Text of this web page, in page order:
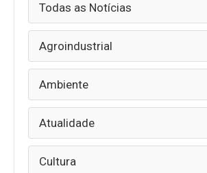
Todas as Notícias
Agroindustrial
Ambiente
Atualidade
Cultura